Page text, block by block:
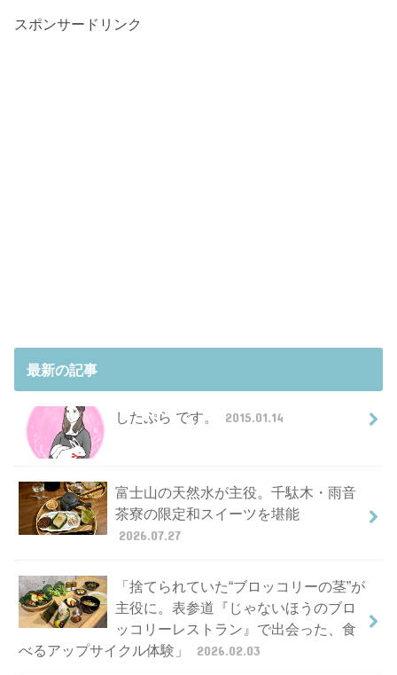
スポンサードリンク
最新の記事
したぷら です。 2015.01.14
富士山の天然水が主役。千駄木・雨音
茶寮の限定和スイーツを堪能
2026.07.27
「捨てられていた“ブロッコリーの茎”が
主役に。表参道『じゃないほうのブロ
ッコリーレストラン』で出会った、食
べるアップサイクル体験」
2026.02.03